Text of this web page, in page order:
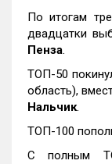
По итогам
двадцатки
Пенза.
ТОП-50
область),
Нальчик.
ТОП-100
С полным